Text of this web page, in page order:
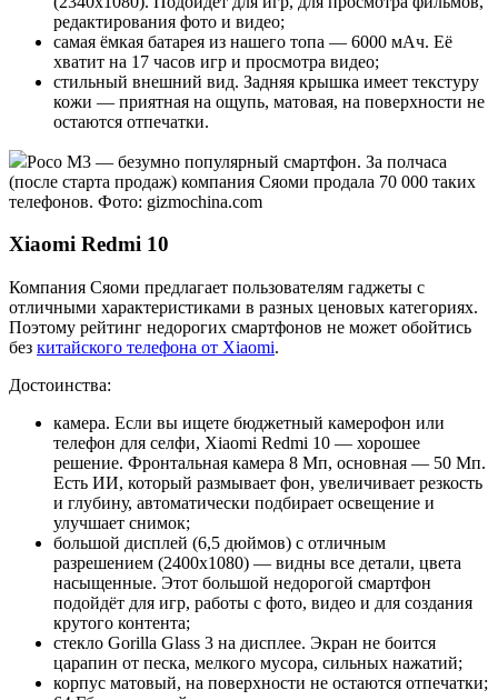
редактирования фото и видео;
самая ёмкая батарея из нашего топа — 6000 мАч. Её
хватит на 17 часов игр и просмотра видео;
стильный внешний вид. Задняя крышка имеет текстуру
кожи — приятная на ощупь, матовая, на поверхности не
остаются отпечатки.
Poco M3 — безумно популярный смартфон. За полчаса
(после старта продаж) компания Сяоми продала 70 000 таких
телефонов. Фото: gizmochina.com
Xiaomi Redmi 10
Компания Сяоми предлагает пользователям гаджеты с
отличными характеристиками в разных ценовых категориях.
Поэтому рейтинг недорогих смартфонов не может обойтись
без китайского телефона от Xiaomi.
Достоинства:
камера. Если вы ищете бюджетный камерофон или
телефон для селфи, Xiaomi Redmi 10 — хорошее
решение. Фронтальная камера 8 Мп, основная — 50 Мп.
Есть ИИ, который размывает фон, увеличивает резкость
и глубину, автоматически подбирает освещение и
улучшает снимок;
большой дисплей (6,5 дюймов) с отличным
разрешением (2400x1080) — видны все детали, цвета
насыщенные. Этот большой недорогой смартфон
подойдёт для игр, работы с фото, видео и для создания
крутого контента;
стекло Gorilla Glass 3 на дисплее. Экран не боится
царапин от песка, мелкого мусора, сильных нажатий;
корпус матовый, на поверхности не остаются отпечатки;